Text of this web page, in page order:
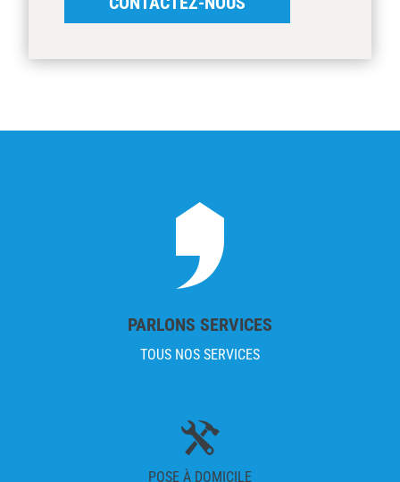
PARLONS SERVICES
TOUS NOS SERVICES
POSE À DOMICILE